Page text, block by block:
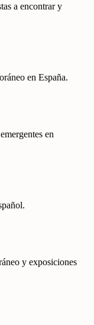
a encontrar y
en España.
en
y exposiciones